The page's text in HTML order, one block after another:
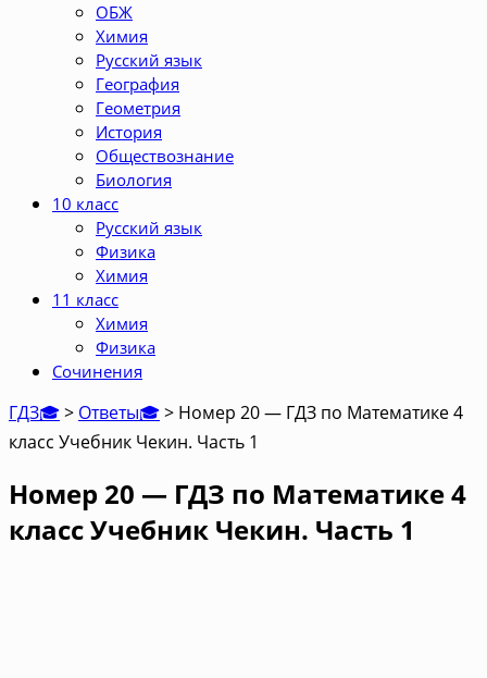
ОБЖ
Химия
Русский язык
География
Геометрия
История
Обществознание
Биология
10 класс
Русский язык
Физика
Химия
11 класс
Химия
Физика
Сочинения
ГДЗ🎓> Ответы🎓> Номер 20 — ГДЗ по Математике 4
класс Учебник Чекин. Часть 1
Номер 20 — ГДЗ по Математике 4
класс Учебник Чекин. Часть 1